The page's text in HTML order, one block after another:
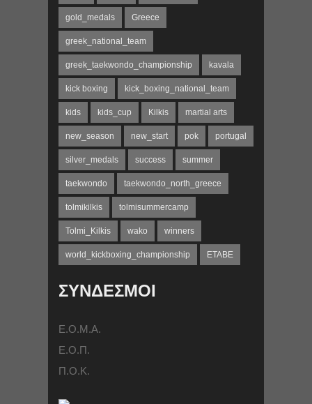
gold_medals Greece
greek_national_team
greek_taekwondo_championship kavala
kick boxing kick_boxing_national_team
kids kids_cup Kilkis martial arts
new_season new_start pok portugal
silver_medals success summer
taekwondo taekwondo_north_greece
tolmikilkis tolmisummercamp
Tolmi_Kilkis wako winners
world_kickboxing_championship ΕΤΑΒΕ
ΣΥΝΔΕΣΜΟΙ
Ε.Ο.Μ.Α.
Ε.Ο.Π.
Π.Ο.Κ.